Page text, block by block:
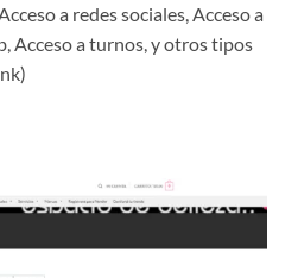
a redes sociales, Acceso a
Acceso a turnos, y otros tipos